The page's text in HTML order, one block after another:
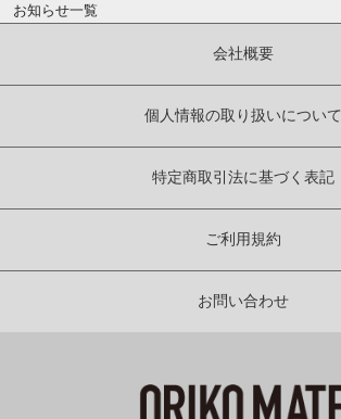
お知らせ一覧
会社概要
個人情報の取り扱いについて
特定商取引法に基づく表記
ご利用規約
お問い合わせ